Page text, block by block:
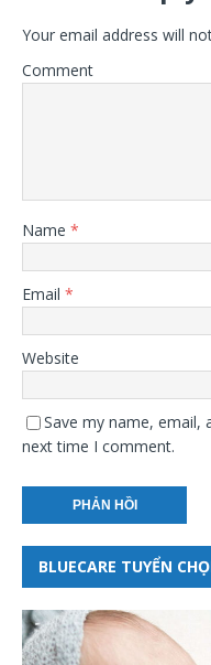
Your email address will
Comment
Name *
Email *
Website
Save my name, email,
next time I comment.
BLUECARE TUYỂN